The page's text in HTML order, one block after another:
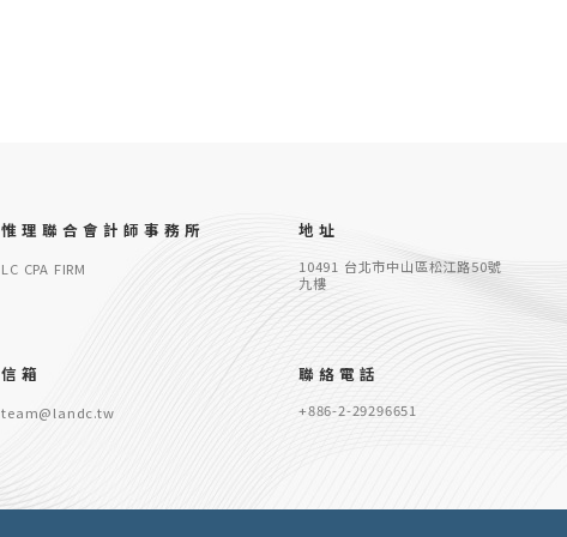
惟理聯合會計師事務所
LC CPA FIRM
信箱
team@landc.tw
地址
10491 台北市中山區松江路50號
九樓
聯絡電話
+886-2-29296651